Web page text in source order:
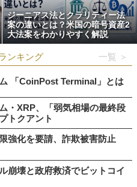
ジーニアス法とクラリティー法
案の違いとは？米国の暗号資産2
大法案をわかりやすく解説
ンキング 一覧 ＞
「CoinPost Terminal」とは
・XRP、「弱気相場の最終段
トクアント
強化を要請、詐欺被害防止
崩壊と政府救済でビットコイ